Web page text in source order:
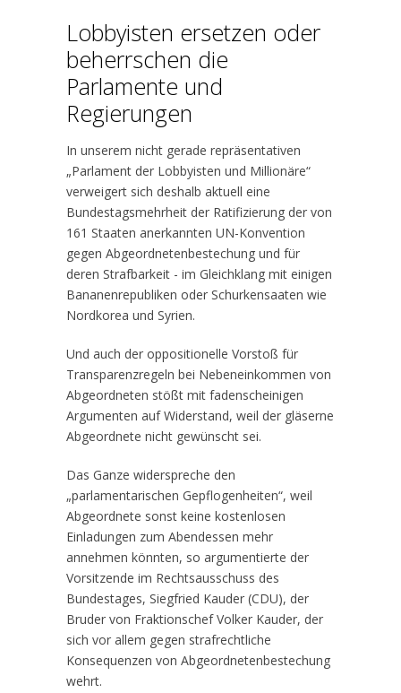
Lobbyisten ersetzen oder
beherrschen die
Parlamente und
Regierungen
In unserem nicht gerade repräsentativen
„Parlament der Lobbyisten und Millionäre“
verweigert sich deshalb aktuell eine
Bundestagsmehrheit der Ratifizierung der von
161 Staaten anerkannten UN-Konvention
gegen Abgeordnetenbestechung und für
deren Strafbarkeit - im Gleichklang mit einigen
Bananenrepubliken oder Schurkensaaten wie
Nordkorea und Syrien.
Und auch der oppositionelle Vorstoß für
Transparenzregeln bei Nebeneinkommen von
Abgeordneten stößt mit fadenscheinigen
Argumenten auf Widerstand, weil der gläserne
Abgeordnete nicht gewünscht sei.
Das Ganze widerspreche den
„parlamentarischen Gepflogenheiten“, weil
Abgeordnete sonst keine kostenlosen
Einladungen zum Abendessen mehr
annehmen könnten, so argumentierte der
Vorsitzende im Rechtsausschuss des
Bundestages, Siegfried Kauder (CDU), der
Bruder von Fraktionschef Volker Kauder, der
sich vor allem gegen strafrechtliche
Konsequenzen von Abgeordnetenbestechung
wehrt.